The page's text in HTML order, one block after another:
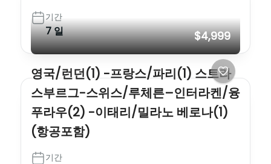
기간
7 일 $4,999
영국/런던(1) -프랑스/파리(1) 스트라
스부르그-스위스/루체른–인터라켄/융
푸라우(2) -이태리/밀라노 베로나(1)
(항공포함)
기간